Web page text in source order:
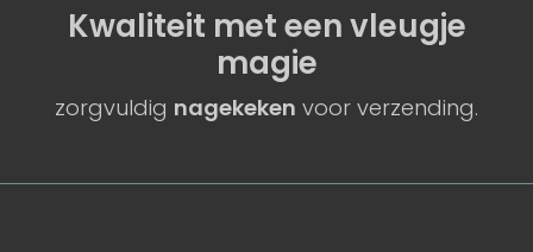
Kwaliteit met eenvleugje
magie
zorgvuldig nagekeken voor verzending.